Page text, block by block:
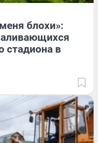
блохи»:
стадиона в